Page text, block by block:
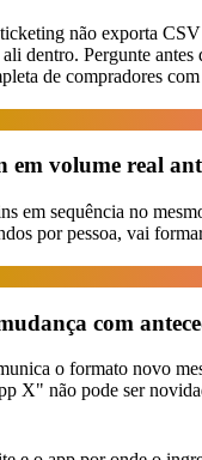
não exporta
dentro. Pergunte antes
de compradores
em volume real
em sequência no
por pessoa, vai
com
o formato novo
X" não pode ser